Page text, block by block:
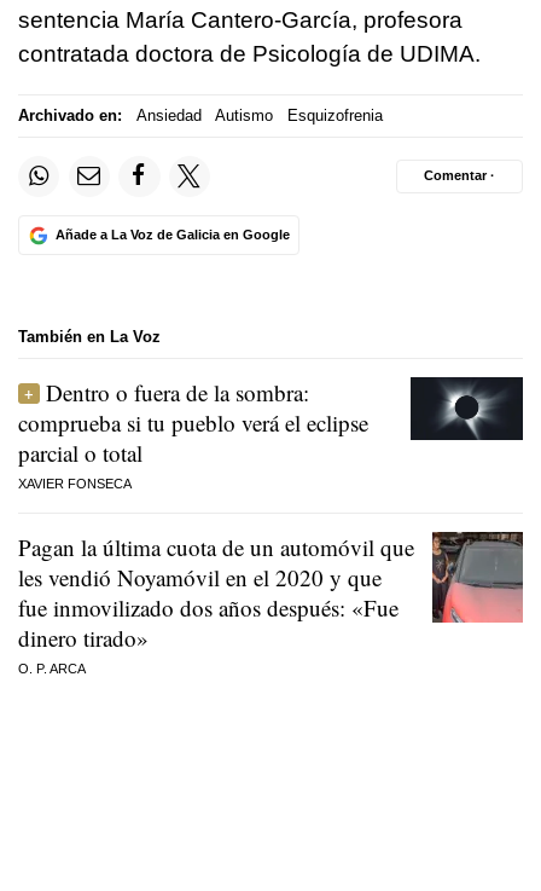
sentencia María Cantero-García, profesora
contratada doctora de Psicología de UDIMA.
Archivado en: Ansiedad Autismo Esquizofrenia
Añade a La Voz de Galicia en Google
Comentar ·
También en La Voz
Dentro o fuera de la sombra:
comprueba si tu pueblo verá el eclipse
parcial o total
XAVIER FONSECA
Pagan la última cuota de un automóvil que
les vendió Noyamóvil en el 2020 y que
fue inmovilizado dos años después: «Fue
dinero tirado»
O. P. ARCA